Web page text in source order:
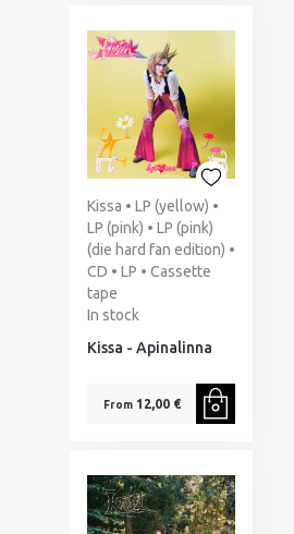
Kissa • LP (yellow) •
LP (pink) • LP (pink)
(die hard fan edition) •
CD • LP • Cassette
tape
In stock
Kissa - Apinalinna
From12,00 €